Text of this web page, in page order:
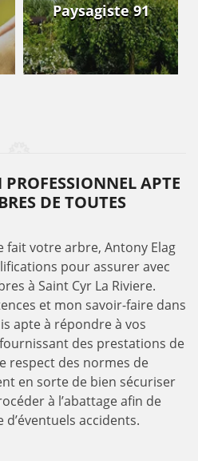
Paysagiste 91
APTE
DE TOUTES
fait votre arbre, Antony Elag
pour assurer avec
à Saint Cyr La Riviere.
et mon savoir-faire dans
apte à répondre à vos
des prestations de
respect des normes de
en sorte de bien sécuriser
à l’abattage afin de
accidents.